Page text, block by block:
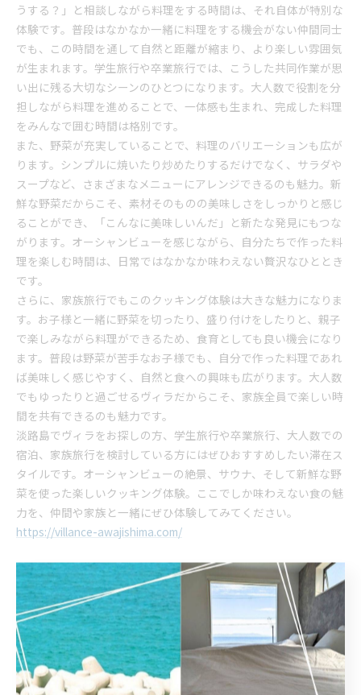
うする？」と相談しながら料理をする時間は、それ自体が特別な
体験です。普段はなかなか一緒に料理をする機会がない仲間同士
でも、この時間を通して自然と距離が縮まり、より楽しい雰囲気
が生まれます。学生旅行や卒業旅行では、こうした共同作業が思
い出に残る大切なシーンのひとつになります。大人数で役割を分
担しながら料理を進めることで、一体感も生まれ、完成した料理
をみんなで囲む時間は格別です。
また、野菜が充実していることで、料理のバリエーションも広が
ります。シンプルに焼いたり炒めたりするだけでなく、サラダや
スープなど、さまざまなメニューにアレンジできるのも魅力。新
鮮な野菜だからこそ、素材そのものの美味しさをしっかりと感じ
ることができ、「こんなに美味しいんだ」と新たな発見にもつな
がります。オーシャンビューを感じながら、自分たちで作った料
理を楽しむ時間は、日常ではなかなか味わえない贅沢なひととき
です。
さらに、家族旅行でもこのクッキング体験は大きな魅力になりま
す。お子様と一緒に野菜を切ったり、盛り付けをしたりと、親子
で楽しみながら料理ができるため、食育としても良い機会になり
ます。普段は野菜が苦手なお子様でも、自分で作った料理であれ
ば美味しく感じやすく、自然と食への興味も広がります。大人数
でもゆったりと過ごせるヴィラだからこそ、家族全員で楽しい時
間を共有できるのも魅力です。
淡路島でヴィラをお探しの方、学生旅行や卒業旅行、大人数での
宿泊、家族旅行を検討している方にはぜひおすすめしたい滞在ス
タイルです。オーシャンビューの絶景、サウナ、そして新鮮な野
菜を使った楽しいクッキング体験。ここでしか味わえない食の魅
力を、仲間や家族と一緒にぜひ体験してみてください。
https://villance-awajishima.com/
--------------------------------------------------------------------
--
ヴィランス淡路島
住所 : 兵庫県洲本市由良町由良7-1
電話番号 :​090-5764-1776